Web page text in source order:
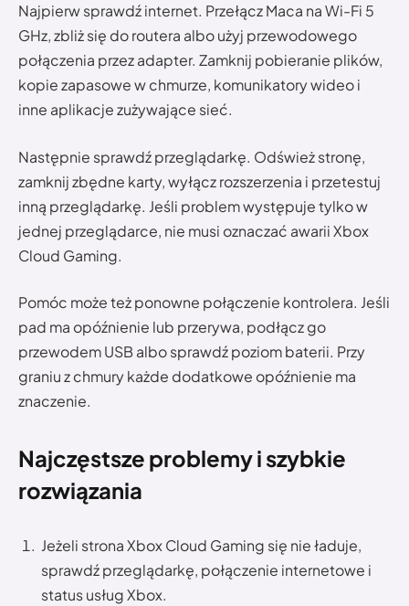
Najpierw sprawdź internet. Przełącz Maca na Wi-Fi 5
GHz, zbliż się do routera albo użyj przewodowego
połączenia przez adapter. Zamknij pobieranie plików,
kopie zapasowe w chmurze, komunikatory wideo i
inne aplikacje zużywające sieć.
Następnie sprawdź przeglądarkę. Odśwież stronę,
zamknij zbędne karty, wyłącz rozszerzenia i przetestuj
inną przeglądarkę. Jeśli problem występuje tylko w
jednej przeglądarce, nie musi oznaczać awarii Xbox
Cloud Gaming.
Pomóc może też ponowne połączenie kontrolera. Jeśli
pad ma opóźnienie lub przerywa, podłącz go
przewodem USB albo sprawdź poziom baterii. Przy
graniu z chmury każde dodatkowe opóźnienie ma
znaczenie.
Najczęstsze problemy i szybkie
rozwiązania
Jeżeli strona Xbox Cloud Gaming się nie ładuje,
sprawdź przeglądarkę, połączenie internetowe i
status usług Xbox.